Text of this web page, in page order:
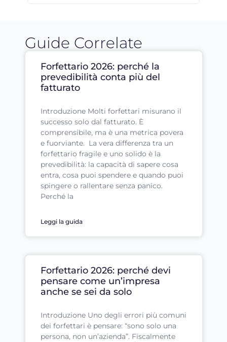
Guide Correlate
Forfettario 2026: perché la
prevedibilità conta più del
fatturato
Introduzione Molti forfettari misurano il
successo solo dal fatturato. È
comprensibile, ma è una metrica povera
e fuorviante. La vera differenza tra un
forfettario fragile e uno solido è la
prevedibilità: la capacità di sapere cosa
entra, cosa puoi spendere e quando puoi
spingere o rallentare senza panico.
Perché la
Leggi la guida
Forfettario 2026: perché devi
pensare come un’impresa
anche se sei da solo
Introduzione Uno degli errori più comuni
dei forfettari è pensare: “sono solo una
persona, non un’azienda”. Fiscalmente